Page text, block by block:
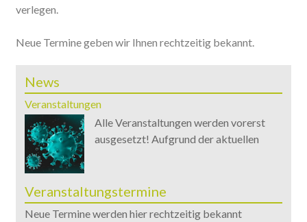
verlegen.
Neue Termine geben wir Ihnen rechtzeitig bekannt.
News
Veranstaltungen
Alle Veranstaltungen werden vorerst
ausgesetzt! Aufgrund der aktuellen
Veranstaltungstermine
Neue Termine werden hier rechtzeitig bekannt